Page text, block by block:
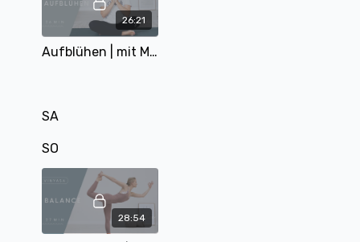
26:21
Aufblühen | mit Miri | 26 Min | Loving Age Serie Teil 3
SA
SO
28:54